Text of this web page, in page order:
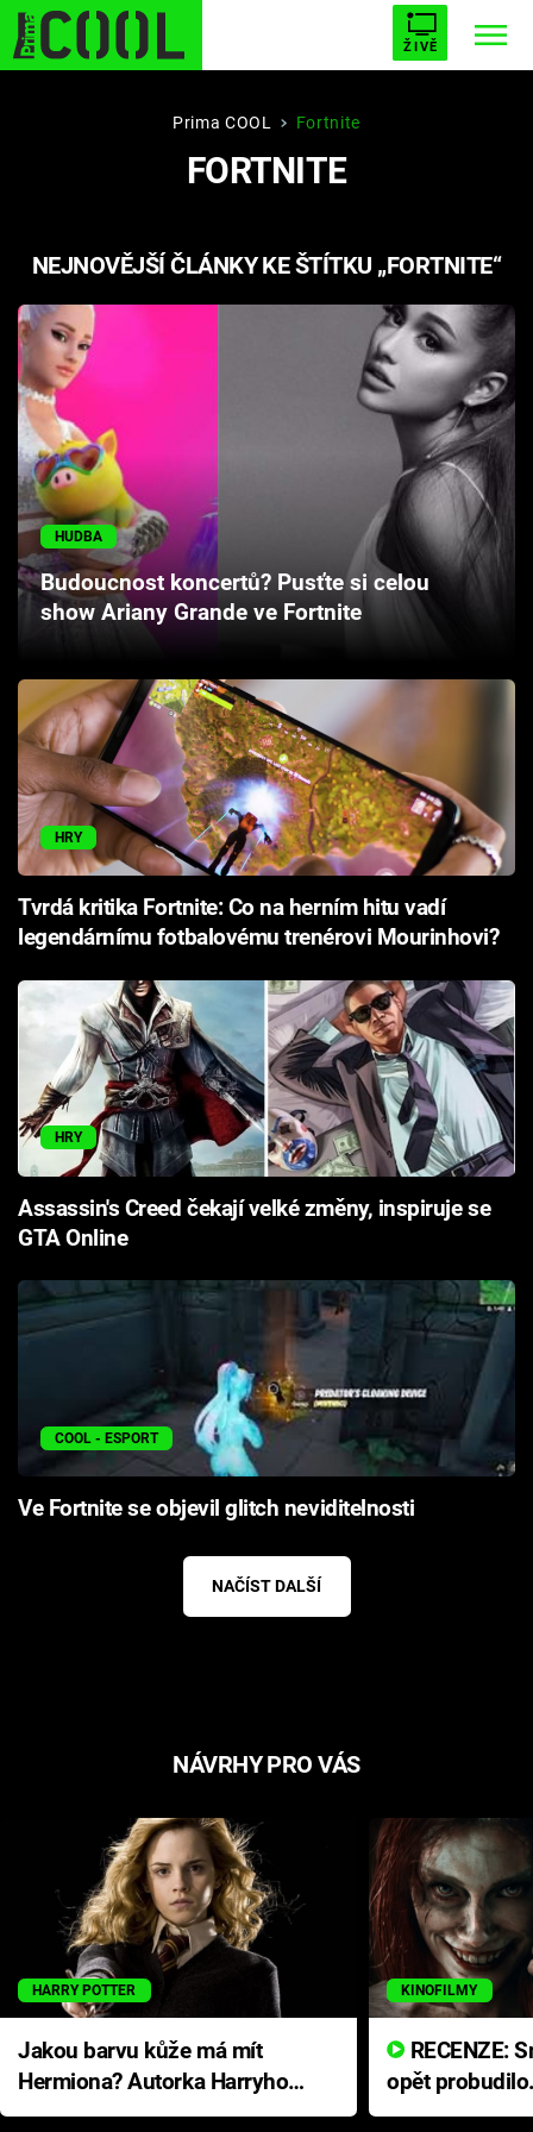
ŽIVĚ
STARHOUSE BUFFY, PŘEMOŽITELKA UPÍRŮ
PLNEJ KOTEL AVENGERS 5
Témata
Filmy
Seriály
Hry
Cool Esport
Pořady
TV Program
Sledujte prima+
Přihlášení
Sledujte nás
Prima COOL Fortnite
FORTNITE
NEJNOVĚJŠÍ ČLÁNKY KE ŠTÍTKU „FORTNITE“
HUDBA
Budoucnost koncertů? Pusťte si celou
show Ariany Grande ve Fortnite
HRY
Tvrdá kritika Fortnite: Co na herním hitu vadí
legendárnímu fotbalovému trenérovi Mourinhovi?
HRY
Assassin's Creed čekají velké změny, inspiruje se
GTA Online
COOL - ESPORT
Ve Fortnite se objevil glitch neviditelnosti
NAČÍST DALŠÍ
NÁVRHY PRO VÁS
HARRY POTTER
Jakou barvu kůže má mít
Hermiona? Autorka Harryho
Pottera přišla s ráznou
KINOFILMY
opět
přichází s